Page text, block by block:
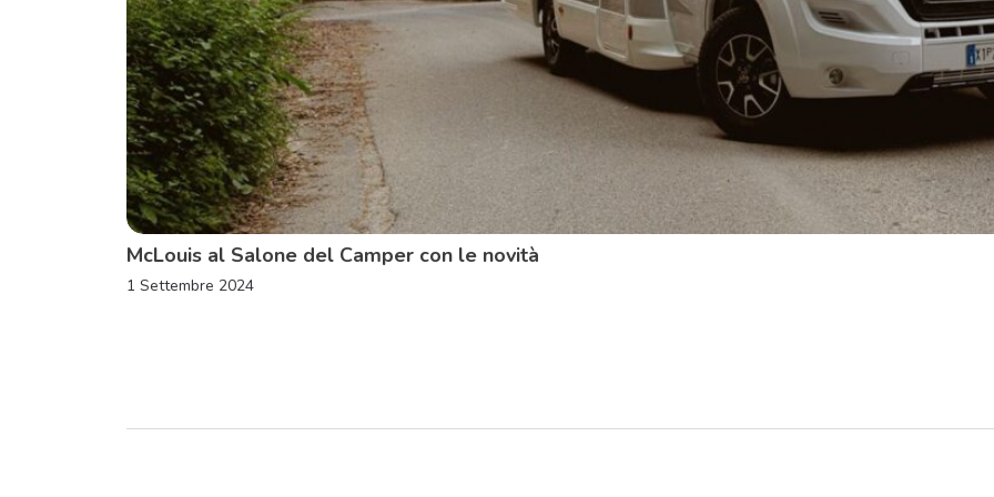
McLouis al Salone del Camper con le novità
1 Settembre 2024